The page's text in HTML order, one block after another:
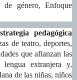
de género, Enfoque
pedagógica
de teatro, deportes,
que afianzan las
lengua extranjera y,
de las niñas, niños